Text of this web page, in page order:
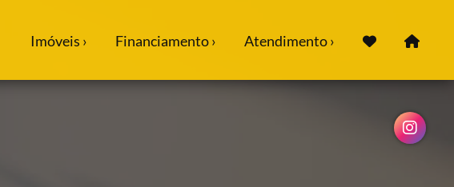
Imóveis › Financiamento › Atendimento ›